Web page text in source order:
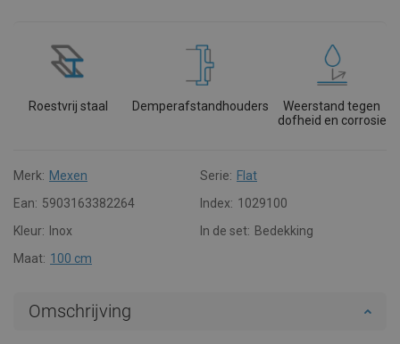
Roestvrij staal Demperafstandhouders
Weerstand tegen
dofheid en corrosie
Merk: Mexen Serie: Flat
Ean: 5903163382264 Index: 1029100
Kleur:
Inox In de set: Bedekking
Maat: 100 cm
Omschrijving